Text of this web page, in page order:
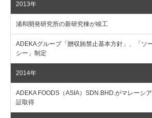
2013年
浦和開発研究所の新研究棟が竣工
ADEKAグループ「贈収賄禁止基本方針」、「ソ
シー」制定
2014年
ADEKA FOODS（ASIA）SDN.BHD.がマレーシ
証取得